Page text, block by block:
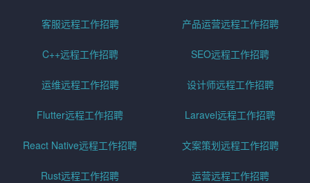
客服远程工作招聘 产品运营远程工作招聘
C++远程工作招聘 SEO远程工作招聘
运维远程工作招聘 设计师远程工作招聘
Flutter远程工作招聘 Laravel远程工作招聘
React Native远程工作招聘 文案策划远程工作招聘
Rust远程工作招聘 运营远程工作招聘